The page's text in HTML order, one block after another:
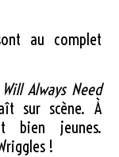
au complet
Always Need
sur scène. À
bien jeunes.
!